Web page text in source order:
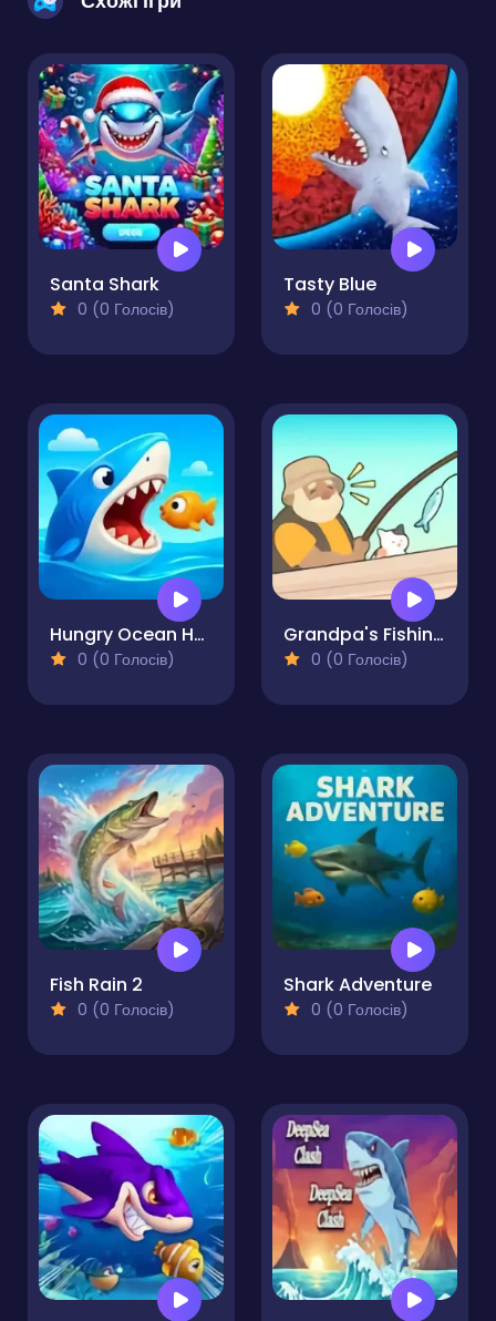
Santa Shark
0 (0 Голосів)
Tasty Blue
0 (0 Голосів)
Hungry Ocean Hunt
0 (0 Голосів)
Grandpa's Fishing Boat
0 (0 Голосів)
Fish Rain 2
0 (0 Голосів)
Shark Adventure
0 (0 Голосів)